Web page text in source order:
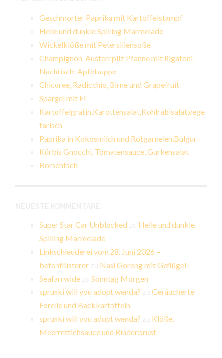
Geschmorter Paprika mit Kartoffelstampf
Helle und dunkle Spilling Marmelade
Wickelklöße mit Petersiliensoße
Champignon-Austernpilz Pfanne mit Rigatoni -
Nachtisch: Apfelsuppe
Chicoree, Radicchio, Birne und Grapefruit
Spargel mit Ei
Kartoffelgratin,Karottensalat,Kohlrabisalat,vege
tarisch
Paprika in Kokosmilch und Rotgarnelen,Bulgur
Kürbis Gnocchi, Tomatensauce, Gurkensalat
Borschtsch
Super Star Car Unblocked
Helle und dunkle
Spilling Marmelade
Linkschleuderei vom 28. Juni 2026 –
betonflüsterer
Nasi Goreng mit Geflügel
Seafarrwide zuSonntag Morgen
sprunki will you adopt wenda? zuGeräucherte
Forelle und Backkartoffeln
sprunki will you adopt wenda?
Klöße,
Meerrettichsauce und Rinderbrust